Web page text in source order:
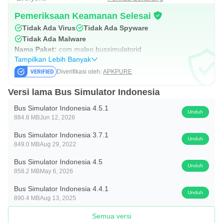
berlapis.
Desain Livery dan Dukungan Mod
Editor livery bawaan memungkinkan kamu mendesain
tampilan bus sesuai selera, dari warna dasar sampai detail
stiker komunitas. Hasilnya bisa membuat armada tampil
beda saat konvoi, atau sekadar mempercantik koleksi
andalanmu.
Dukungan mod memberi ruang lebih luas untuk
menambah variasi kendaraan dan elemen visual. Jika
ingin mencoba, pastikan memilih mod yang kompatibel
dan sumbernya tepercaya agar tidak menimbulkan crash.
Bus Simulator Indonesia tetap nyaman digunakan tanpa
mod, tetapi fitur ini berguna untuk pemain yang suka
bereksperimen dan membangun gaya bermain yang unik.
Pemeriksaan Keamanan Selesai
Tidak Ada Virus
Tidak Ada Spyware
Tidak Ada Malware
Nama Paket: com.maleo.bussimulatorid
Tampilkan Lebih Banyak
Diverifikasi oleh: APKPURE
Versi lama Bus Simulator Indonesia
Bus Simulator Indonesia 4.5.1
884.8 MBJun 12, 2026
Unduh
Bus Simulator Indonesia 3.7.1
849.0 MBAug 29, 2022
Unduh
Bus Simulator Indonesia 4.5
858.2 MBMay 6, 2026
Unduh
Bus Simulator Indonesia 4.4.1
890.4 MBAug 13, 2025
Unduh
Semua versi